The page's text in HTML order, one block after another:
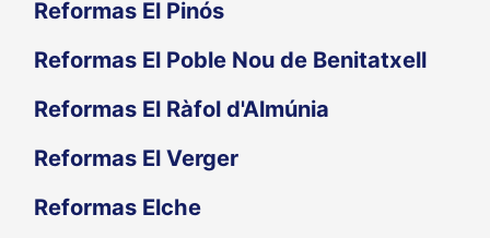
Reformas El Pinós
Reformas El Poble Nou de Benitatxell
Reformas El Ràfol d'Almúnia
Reformas El Verger
Reformas Elche